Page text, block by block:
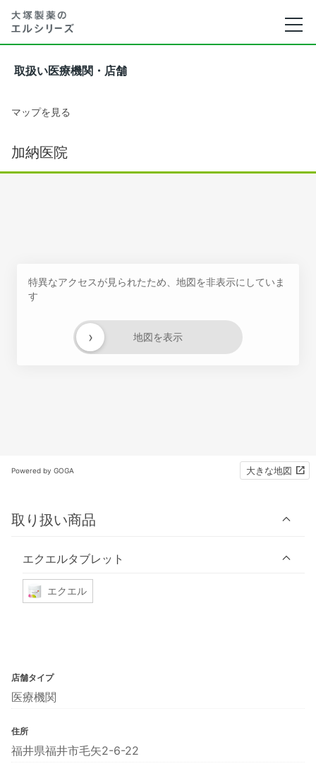
取扱い医療機関・店舗
マップを見る
加納医院
特異なアクセスが見られたため、地図を非表示にしていま
す
地図を表示
›
Powered by GOGA 大きな地図
取り扱い商品
エクエルタブレット
エクエル
店舗タイプ
医療機関
住所
福井県福井市毛矢2-6-22